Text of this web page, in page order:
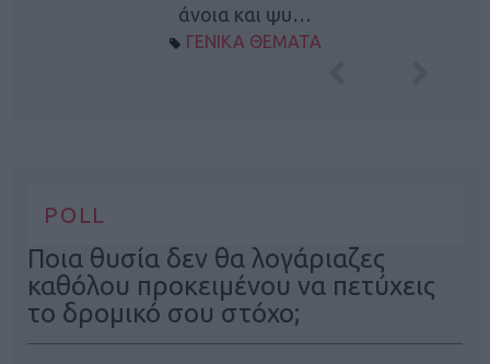
άνοια και ψυ…
ΓΕΝΙΚΑ ΘΕΜΑΤΑ
POLL
Ποια θυσία δεν θα λογάριαζες
καθόλου προκειμένου να πετύχεις
το δρομικό σου στόχο;